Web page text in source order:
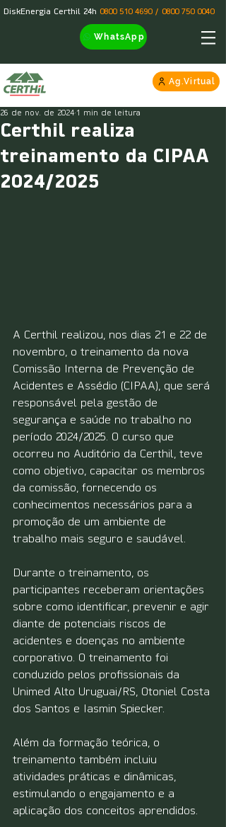
DiskEnergia Certhil 24h 0800 510 4690/ 0800 750 0040
WhatsApp
Ag.Virtual
Certhil realiza
treinamento da CIPAA
2024/2025
26 de nov. de 2024 1 min de leitura
A Certhil realizou, nos dias 21 e 22 de
novembro, o treinamento da nova
Comissão Interna de Prevenção de
Acidentes e Assédio (CIPAA), que será
responsável pela gestão de
segurança e saúde no trabalho no
período 2024/2025. O curso que
ocorreu no Auditório da Certhil, teve
como objetivo, capacitar os membros
da comissão, fornecendo os
conhecimentos necessários para a
promoção de um ambiente de
trabalho mais seguro e saudável.
Durante o treinamento, os
participantes receberam orientações
sobre como identificar, prevenir e agir
diante de potenciais riscos de
acidentes e doenças no ambiente
corporativo. O treinamento foi
conduzido pelos profissionais da
Unimed Alto Uruguai/RS, Otoniel Costa
dos Santos e Iasmin Spiecker.
Além da formação teórica, o
treinamento também incluiu
atividades práticas e dinâmicas,
estimulando o engajamento e a
aplicação dos conceitos aprendidos.